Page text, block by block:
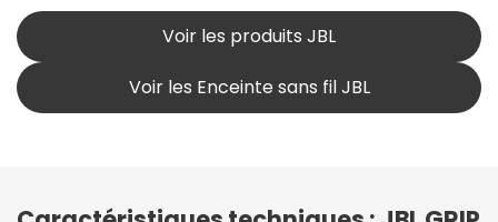
Voir les produits JBL
Voir les Enceinte sans fil JBL